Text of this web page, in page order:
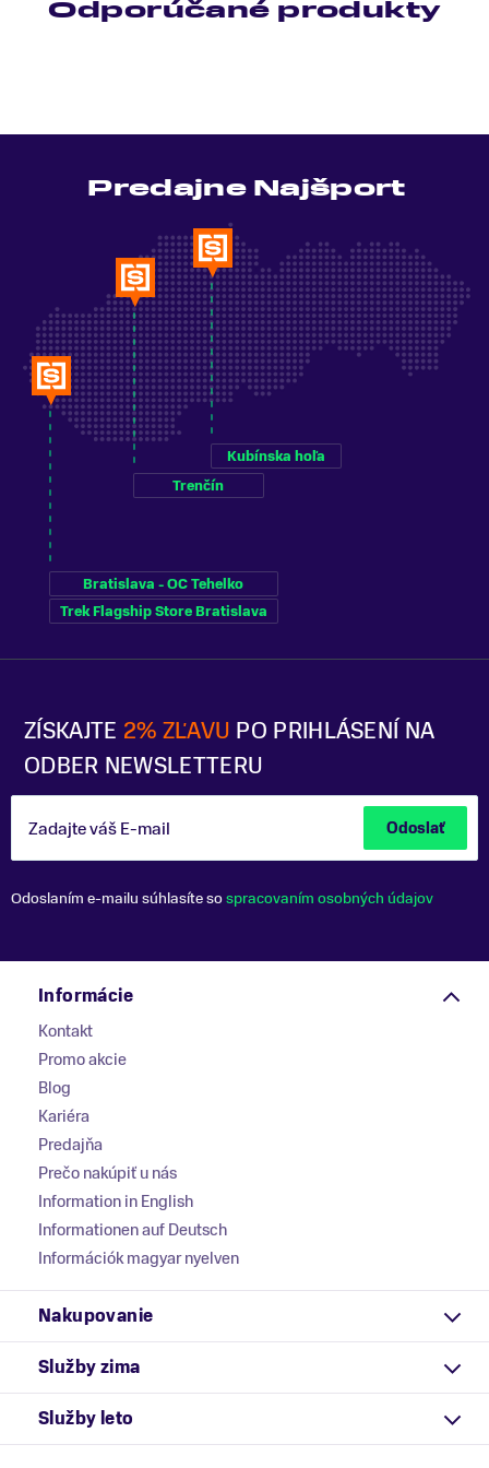
Odporúčané produkty
ZÍSKAJTE 2% ZĽAVU PO PRIHLÁSENÍ NA
ODBER NEWSLETTERU
Zadajte váš E-mail Odoslať
Odoslaním e-mailu súhlasíte sospracovaním osobných údajov
Predajne Najšport
Bratislava - OC Tehelko
Trek Flagship Store Bratislava
Trenčín
Kubínska hoľa
Informácie
Kontakt
Promo akcie
Blog
Kariéra
Predajňa
Prečo nakúpiť u nás
Information in English
Informationen auf Deutsch
Információk magyar nyelven
Nakupovanie
Služby zima
Služby leto